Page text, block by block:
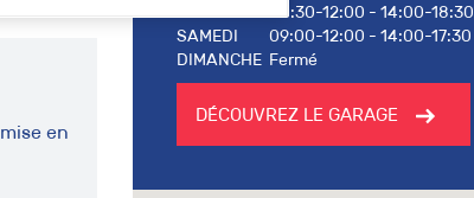
en
08:30-12:00 - 14:00-18:30
SAMEDI
09:00-12:00 - 14:00-17:30
DIMANCHE Fermé
DÉCOUVREZ LE GARAGE